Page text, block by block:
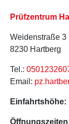
Prüfzentrum
Weidenstraße 3
8230 Hartberg
Tel.:
Email:
Einfahrtshöhe: